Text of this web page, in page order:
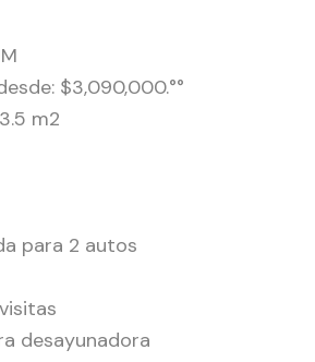
$3,090,000.°°
m2
para 2 autos
desayunadora